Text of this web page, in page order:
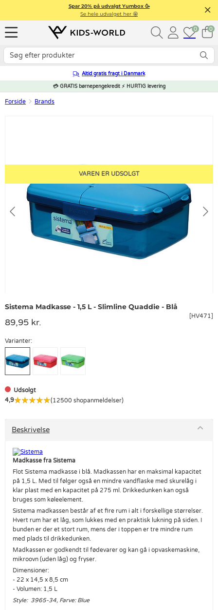
Spar 20% på udvalgt Yumbox 🥳
Se hele udvalget her 🤩
0 0
Altid gratis fragt i Danmark
💳 GRATIS børnepengekredit ⚡ HURTIG levering
Forside Brands
VAREN ER UDSOLGT
Sistema Madkasse - 1,5 L - Slimline Quaddie - Blå
[HV471]
89,95 kr.
Varianter:
Udsolgt
4,9
(12500 shopanmeldelser)
Beskrivelse
Madkasse fra Sistema
Flot Sistema madkasse i blå. Madkassen har en maksimal kapacitet
på 1,5 L. Med til følger også en mindre vandflaske med skurelåg i
klar plast med en kapacitet på 275 ml. Drikkedunken kan også
bruges som køleelement.
Sistema madkassen består af et fire rum i alt i forskellige størrelser.
Hvert rum har et låg, som lukkes med en praktisk lukning på siden. I
bunden er der et stort rum, mens der i toppen er tre mindre rum
med plads til drikkedunken.
Madkassen er godkendt til fødevarer og kan gå i opvaskemaskine,
mikroovn (uden låg) og fryser.
Dimensioner:
- 22 x 14,5 x 8,5 cm
- Volumen: 1,5 L
Style: 3965-34, Farve: Blue